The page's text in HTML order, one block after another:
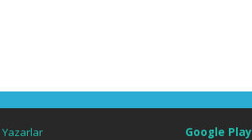
Yazarlar
Google Play